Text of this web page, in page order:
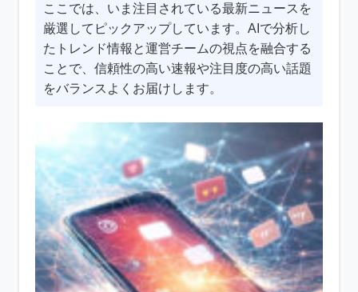
ここでは、いま注目されている最新ニュースを
厳選してピックアップしています。AIで分析し
たトレンド情報と運営チームの視点を融合する
ことで、信頼性の高い速報や注目度の高い話題
をバランスよくお届けします。